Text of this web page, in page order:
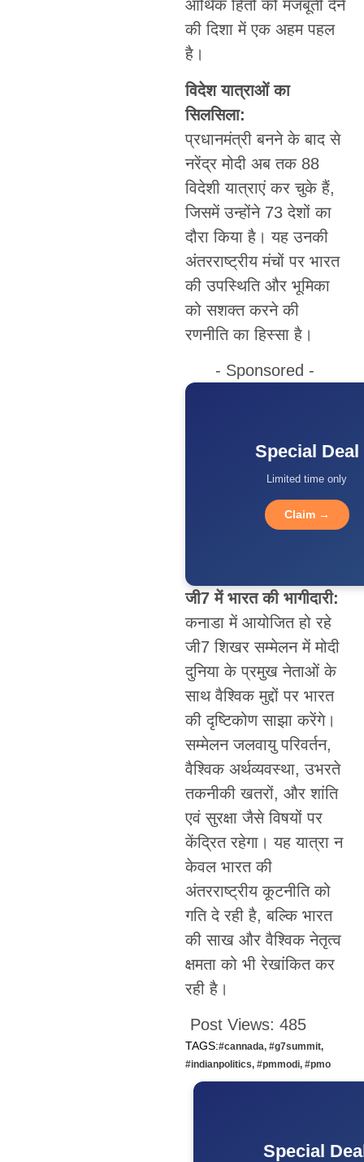
आर्थिक हितों को मजबूती देने
की दिशा में एक अहम पहल
है।
विदेश यात्राओं का
सिलसिला:
प्रधानमंत्री बनने के बाद से
नरेंद्र मोदी अब तक 88
विदेशी यात्राएं कर चुके हैं,
जिसमें उन्होंने 73 देशों का
दौरा किया है। यह उनकी
अंतरराष्ट्रीय मंचों पर भारत
की उपस्थिति और भूमिका
को सशक्त करने की
रणनीति का हिस्सा है।
- Sponsored -
Special Deal
Limited time only
Claim →
जी7 में भारत की भागीदारी:
कनाडा में आयोजित हो रहे
जी7 शिखर सम्मेलन में मोदी
दुनिया के प्रमुख नेताओं के
साथ वैश्विक मुद्दों पर भारत
की दृष्टिकोण साझा करेंगे।
सम्मेलन जलवायु परिवर्तन,
वैश्विक अर्थव्यवस्था, उभरते
तकनीकी खतरों, और शांति
एवं सुरक्षा जैसे विषयों पर
केंद्रित रहेगा। यह यात्रा न
केवल भारत की
अंतरराष्ट्रीय कूटनीति को
गति दे रही है, बल्कि भारत
की साख और वैश्विक नेतृत्व
क्षमता को भी रेखांकित कर
रही है।
Post Views: 485
TAGS:#cannada, #g7summit,
#indianpolitics, #pmmodi, #pmo
Special